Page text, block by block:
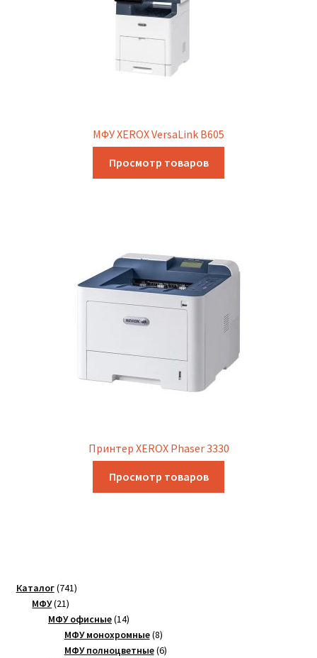
МФУ XEROX VersaLink B605
Просмотр товаров
Принтер XEROX Phaser 3330
Просмотр товаров
Каталог 741741
МФУ 2121
товар
МФУ офисные 1414
товаров
МФУ монохромные 88
товаров
МФУ полноцветные 66